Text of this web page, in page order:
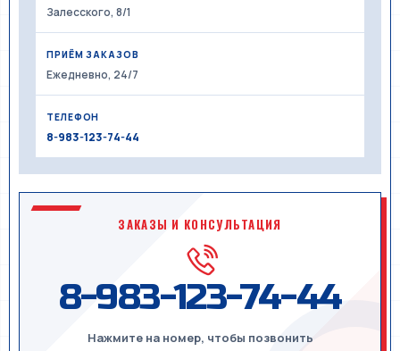
Залесского, 8/1
ПРИЁМ ЗАКАЗОВ
Ежедневно, 24/7
ТЕЛЕФОН
8-983-123-74-44
ЗАКАЗЫ И КОНСУЛЬТАЦИЯ
8-983-123-74-44
Нажмите на номер, чтобы позвонить